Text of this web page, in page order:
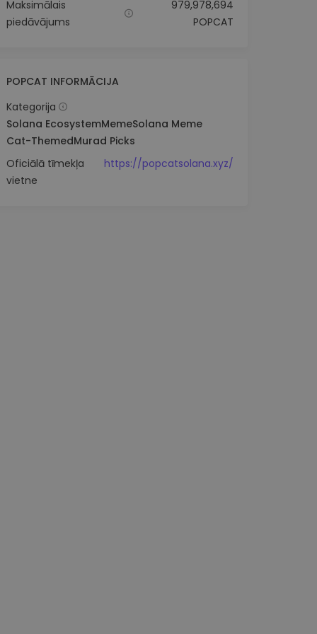
Maksimālais
piedāvājums
979,978,694
POPCAT
POPCAT INFORMĀCIJA
Kategorija
Solana EcosystemMemeSolana Meme
Cat-ThemedMurad Picks
Oficiālā tīmekļa
vietne
https://popcatsolana.xyz/